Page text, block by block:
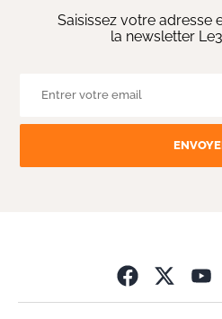
Saisissez votre adresse
la newsletter